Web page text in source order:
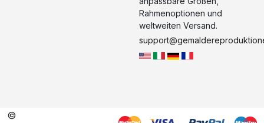
Rahmenoptionen und
weltweiten Versand.
©